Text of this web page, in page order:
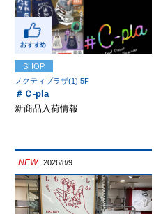
SHOP
ノクティプラザ(1) 5F
＃Ｃ-pla
新商品入荷情報
NEW 2026/8/9